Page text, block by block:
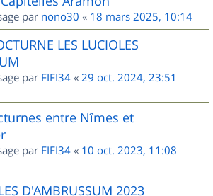
par nono30 « 18 mars 2025, 10:14
LES LUCIOLES
par FIFI34 « 29 oct. 2024, 23:51
entre Nîmes et
par FIFI34 « 10 oct. 2023, 11:08
D'AMBRUSSUM 2023